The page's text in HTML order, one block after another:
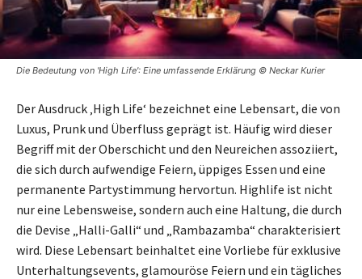
Die Bedeutung von 'High Life': Eine umfassende Erklärung © Neckar Kurier
Der Ausdruck ‚High Life‘ bezeichnet eine Lebensart, die von
Luxus, Prunk und Überfluss geprägt ist. Häufig wird dieser
Begriff mit der Oberschicht und den Neureichen assoziiert,
die sich durch aufwendige Feiern, üppiges Essen und eine
permanente Partystimmung hervortun. Highlife ist nicht
nur eine Lebensweise, sondern auch eine Haltung, die durch
die Devise „Halli-Galli“ und „Rambazamba“ charakterisiert
wird. Diese Lebensart beinhaltet eine Vorliebe für exklusive
Unterhaltungsevents, glamouröse Feiern und ein tägliches